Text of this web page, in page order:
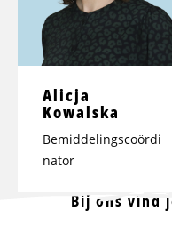
Alicja
Kowalska
Bemiddelingscoördi
nator
Bij ons vind